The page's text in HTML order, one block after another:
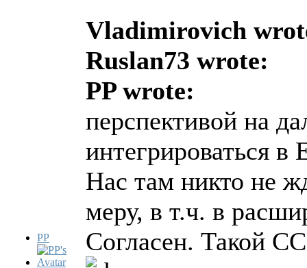
PP
Vladimirovich
Ruslan73 wrote:
PP wrote:
перспективой на
интегрироваться в
Нас там никто не
меру, в т.ч. в
Согласен. Такой